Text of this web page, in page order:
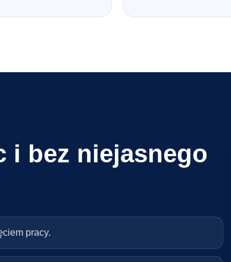
i bez niejasnego
pracy.